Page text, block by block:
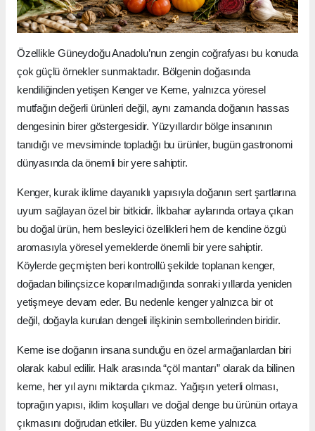
Özellikle Güneydoğu Anadolu’nun zengin coğrafyası bu konuda
çok güçlü örnekler sunmaktadır. Bölgenin doğasında
kendiliğinden yetişen Kenger ve Keme, yalnızca yöresel
mutfağın değerli ürünleri değil, aynı zamanda doğanın hassas
dengesinin birer göstergesidir. Yüzyıllardır bölge insanının
tanıdığı ve mevsiminde topladığı bu ürünler, bugün gastronomi
dünyasında da önemli bir yere sahiptir.
Kenger, kurak iklime dayanıklı yapısıyla doğanın sert şartlarına
uyum sağlayan özel bir bitkidir. İlkbahar aylarında ortaya çıkan
bu doğal ürün, hem besleyici özellikleri hem de kendine özgü
aromasıyla yöresel yemeklerde önemli bir yere sahiptir.
Köylerde geçmişten beri kontrollü şekilde toplanan kenger,
doğadan bilinçsizce koparılmadığında sonraki yıllarda yeniden
yetişmeye devam eder. Bu nedenle kenger yalnızca bir ot
değil, doğayla kurulan dengeli ilişkinin sembollerinden biridir.
Keme ise doğanın insana sunduğu en özel armağanlardan biri
olarak kabul edilir. Halk arasında “çöl mantarı” olarak da bilinen
keme, her yıl aynı miktarda çıkmaz. Yağışın yeterli olması,
toprağın yapısı, iklim koşulları ve doğal denge bu ürünün ortaya
çıkmasını doğrudan etkiler. Bu yüzden keme yalnızca